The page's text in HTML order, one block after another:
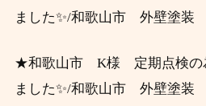
ました✨/和歌山市 外壁塗
★和歌山市 K様 定期点検の
ました✨/和歌山市 外壁塗